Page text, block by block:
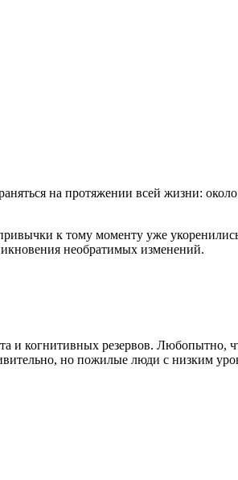
на протяжении всей жизни: около
к тому моменту уже
необратимых изменений.
и когнитивных резервов. Любопытно,
но пожилые люди с низким